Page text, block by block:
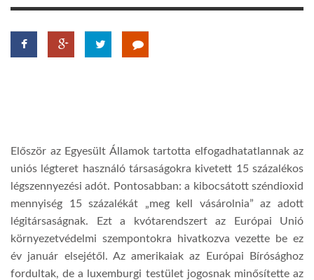
GLOBOTV BP
GLOBOTV
AFRIKA TUDÁSTÁR
A NAP SZÉPE
Először az Egyesült Államok tartotta elfogadhatatlannak az
uniós légteret használó társaságokra kivetett 15 százalékos
légszennyezési adót. Pontosabban: a kibocsátott széndioxid
mennyiség 15 százalékát „meg kell vásárolnia” az adott
légitársaságnak. Ezt a kvótarendszert az Európai Unió
környezetvédelmi szempontokra hivatkozva vezette be ez
év január elsejétől. Az amerikaiak az Európai Bírósághoz
fordultak, de a luxemburgi testület jogosnak minősítette az